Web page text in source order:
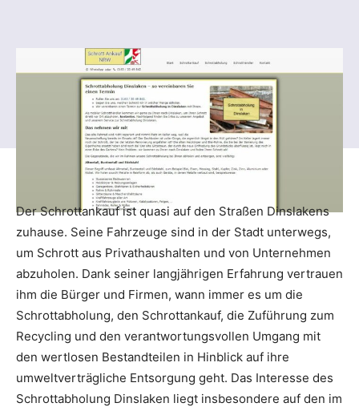
Der Schrottankauf ist quasi auf den Straßen Dinslakens
zuhause. Seine Fahrzeuge sind in der Stadt unterwegs,
um Schrott aus Privathaushalten und von Unternehmen
abzuholen. Dank seiner langjährigen Erfahrung vertrauen
ihm die Bürger und Firmen, wann immer es um die
Schrottabholung, den Schrottankauf, die Zuführung zum
Recycling und den verantwortungsvollen Umgang mit
den wertlosen Bestandteilen in Hinblick auf ihre
umweltverträgliche Entsorgung geht. Das Interesse des
Schrottabholung Dinslaken liegt insbesondere auf den im